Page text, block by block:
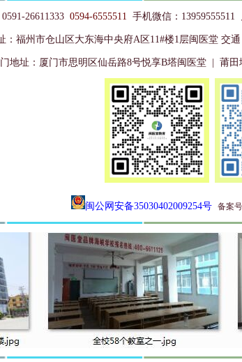
26611333 0594-6555511 手机微信：13959555511
： 福州市仓山区大东海中央府A区11#楼1层闽医堂 交
地址：厦门市思明区仙岳路8号悦享B塔闽医堂 | 莆田
闽公网安备35030402009254号 备案